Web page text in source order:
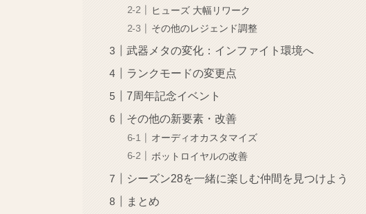
ヒューズ 大幅リワーク
その他のレジェンド調整
武器メタの変化：インファイト環境へ
ランクモードの変更点
7周年記念イベント
その他の新要素・改善
オーディオカスタマイズ
ボットロイヤルの改善
シーズン28を一緒に楽しむ仲間を見つけよう
まとめ